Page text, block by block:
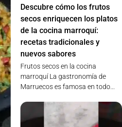
Descubre cómo los frutos
secos enriquecen los platos
de la cocina marroquí:
recetas tradicionales y
nuevos sabores
Frutos secos en la cocina
marroquí La gastronomía de
Marruecos es famosa en todo...